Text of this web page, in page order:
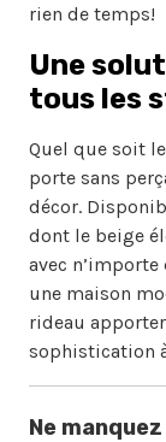
rien de temps!
Une
tous les
Quel que soit
porte sans
décor.
dont le beige
avec
une maison
rideau
sophistication
Ne